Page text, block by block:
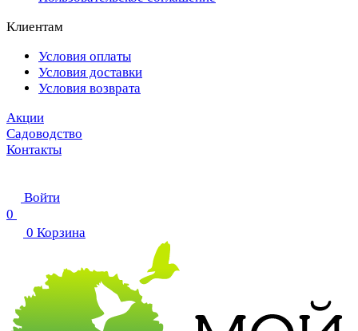
Клиентам
Условия оплаты
Условия доставки
Условия возврата
Акции
Садоводство
Контакты
Войти
0
0 Корзина